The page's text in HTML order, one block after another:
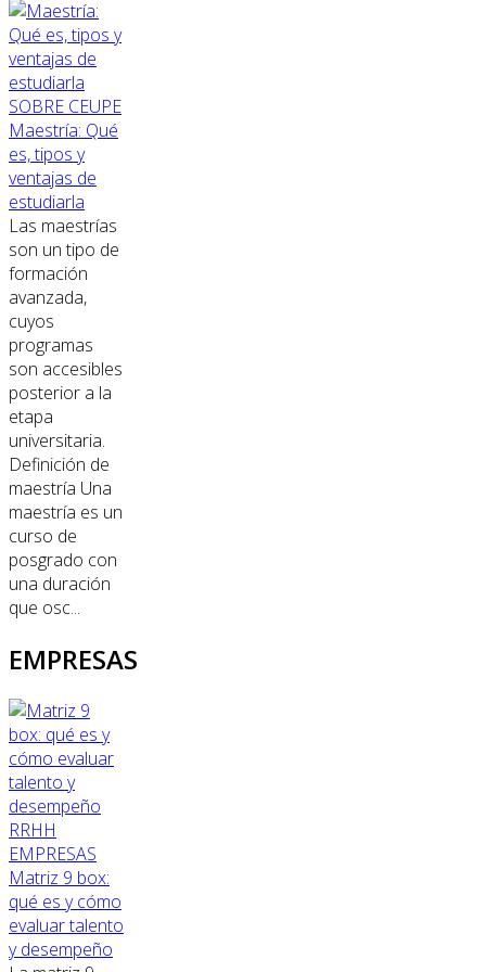
SOBRE CEUPE
Maestría: Qué
es, tipos y
ventajas de
estudiarla
Las maestrías
son un tipo de
formación
avanzada,
cuyos
programas
son accesibles
posterior a la
etapa
universitaria.
Definición de
maestría Una
maestría es un
curso de
posgrado con
una duración
que osc...
EMPRESAS
RRHH
EMPRESAS
Matriz 9 box:
qué es y cómo
evaluar talento
y desempeño